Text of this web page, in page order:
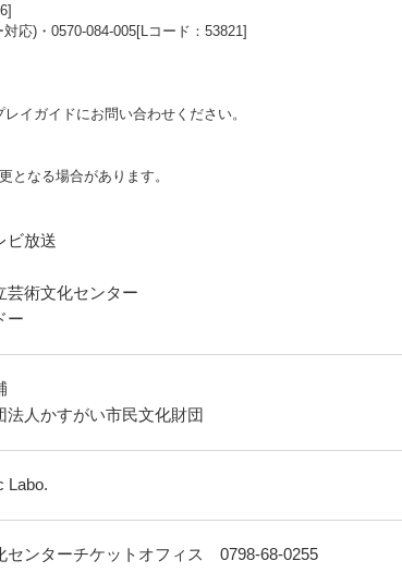
応)・0570-084-005[Lコード：53821]
イガイドにお問い合わせください。
となる場合があります。
ビ放送
芸術文化センター
ー
法人かすがい市民文化財団
Labo.
センターチケットオフィス 0798-68-0255